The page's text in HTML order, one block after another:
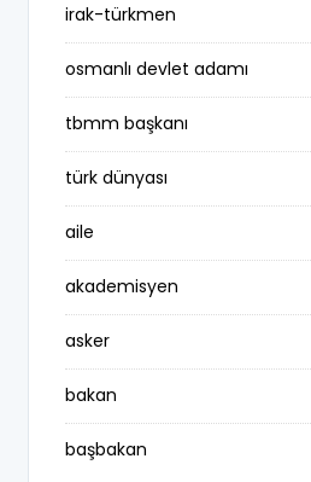
irak-türkmen
osmanlı devlet adamı
tbmm başkanı
türk dünyası
aile
akademisyen
asker
bakan
başbakan